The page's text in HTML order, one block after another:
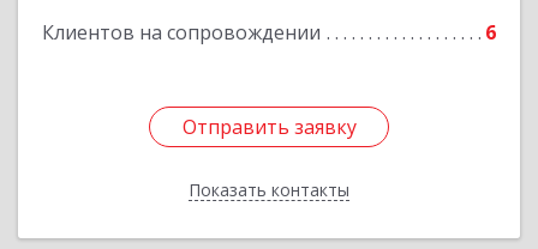
Клиентов на сопровождении 6
Отправить заявку
Показать контакты
Отправить заявку
Назад